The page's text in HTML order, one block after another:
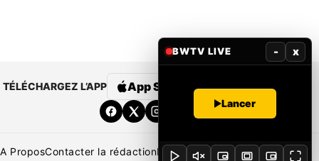
TÉLÉCHARGEZ L’APP App Store Google Play
A ProposContacter la rédactionRédaction Mentions légales
BWTV LIVE - x
Lancer